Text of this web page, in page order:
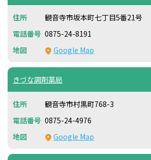
観音寺市坂本町七丁目5番21号
0875-24-8191
Google Map
きづな調剤薬局
観音寺市村黒町768-3
0875-24-4976
Google Map